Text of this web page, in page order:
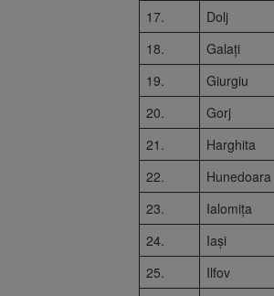
17.
Dolj
18.
Galați
19.
Giurgiu
20.
Gorj
21.
Harghita
22.
Hunedoara
23.
Ialomița
24.
Iași
25.
Ilfov